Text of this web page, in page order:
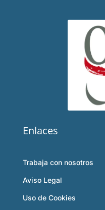
Enlaces
Trabaja con nosotros
Aviso Legal
Uso de Cookies